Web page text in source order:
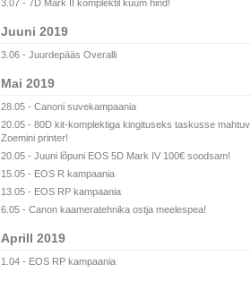
3.07 - 7D Mark II komplektil kuum hind!
Juuni 2019
3.06 - Juurdepääs Overalli
Mai 2019
28.05 - Canoni suvekampaania
20.05 - 80D kit-komplektiga kingituseks taskusse mahtuv
Zoemini printer!
20.05 - Juuni lõpuni EOS 5D Mark IV 100€ soodsam!
15.05 - EOS R kampaania
13.05 - EOS RP kampaania
6.05 - Canon kaameratehnika ostja meelespea!
Aprill 2019
1.04 - EOS RP kampaania